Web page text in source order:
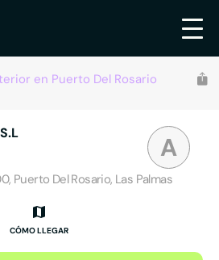
en Puerto Del Rosario
A
Puerto Del Rosario, Las Palmas
CÓMO LLEGAR